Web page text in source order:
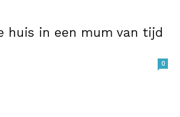
huis in een mum van tijd
0